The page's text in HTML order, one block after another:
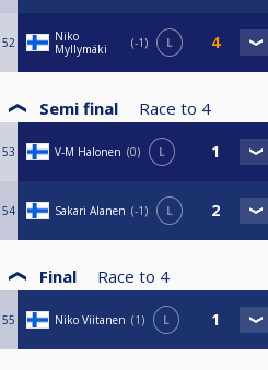
52
Niko
Myllymäki
-1 L
Semi final Race to 4
53 V-M Halonen 0 L
54 Sakari Alanen -1 L
Final Race to 4
55 Niko Viitanen 1 L